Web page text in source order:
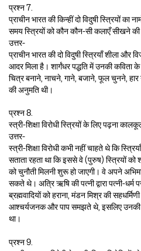
प्रश्न 7.
प्राचीन भारत की किन्हीं दो विदुषी स्त्रियों
समय स्त्रियों को कौन कौन-सी कलाएँ सीखने
उत्तर-
प्राचीन भारत की दो विदुषी स्त्रियाँ शीला और
आदर मिला है। शार्गंधर पद्धति में उनकी
चित्र बनाने, नाचने, गाने, बजाने, फूल चुनने,
की अनुमति थी।
प्रश्न 8.
स्त्री-शिक्षा विरोधी स्त्रियों के लिए पढ़ना
उत्तर-
स्त्री-शिक्षा विरोधी कभी नहीं चाहते थे कि
सताता रहता था कि इससे वे (पुरुष) स्त्रियों
को चुनौती मिलनी शुरू हो जाएगी। वे अपने
सकते थे। अत्रि ऋषि की पत्नी द्वारा पत्नी-धर्म पर
ब्रह्मवादियों को हराना, मंडन मिश्र की
आश्चर्यजनक और पाप समझते थे, इसलिए उनकी
था।
प्रश्न 9.